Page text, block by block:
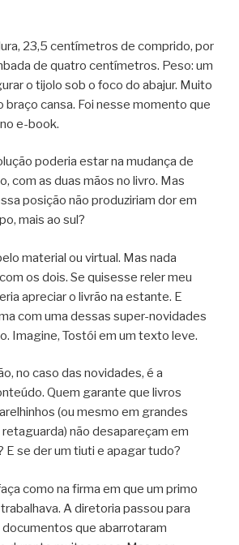
23,5 centímetros de comprido, por
de quatro centímetros. Peso: um
o tijolo sob o foco do abajur. Muito
braço cansa. Foi nesse momento que
e-book.
poderia estar na mudança de
com as duas mãos no livro. Mas
posição não produziriam dor em
mais ao sul?
material ou virtual. Mas nada
os dois. Se quisesse reler meu
apreciar o livrão na estante. E
com uma dessas super-novidades
Imagine, Tostói em um texto leve.
no caso das novidades, é a
Quem garante que livros
(ou mesmo em grandes
não desapareçam em
E se der um tiuti e apagar tudo?
como na firma em que um primo
A diretoria passou para
que abarrotaram